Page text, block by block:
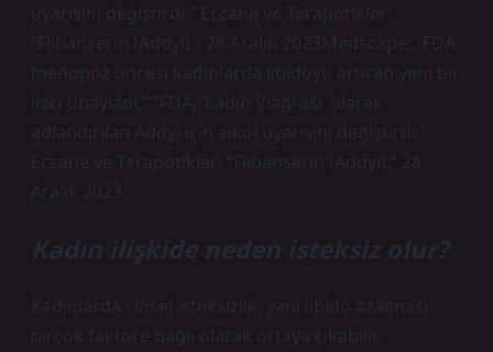
uyarısını değiştirdi.” Eczane ve Terapötikler:
“Flibanserin (Addyi).” 28 Aralık 2023Medscape: “FDA,
menopoz öncesi kadınlarda libidoyu artıran yeni bir
ilacı onayladı,” “FDA, ‘kadın Viagrası’ olarak
adlandırılan Addyi için alkol uyarısını değiştirdi.”
Eczane ve Terapötikler: “Flibanserin (Addyi).” 28
Aralık 2023
Kadın ilişkide neden isteksiz olur?
Kadınlarda cinsel isteksizlik, yani libido azalması
birçok faktöre bağlı olarak ortaya çıkabilir.